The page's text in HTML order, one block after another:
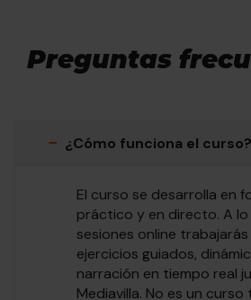
Preguntas
− ¿Cómo funciona el curso?
El curso se desarrolla en
práctico y en directo. A lo
sesiones online
ejercicios guiados,
narración en tiempo real
Mediavilla. No es un